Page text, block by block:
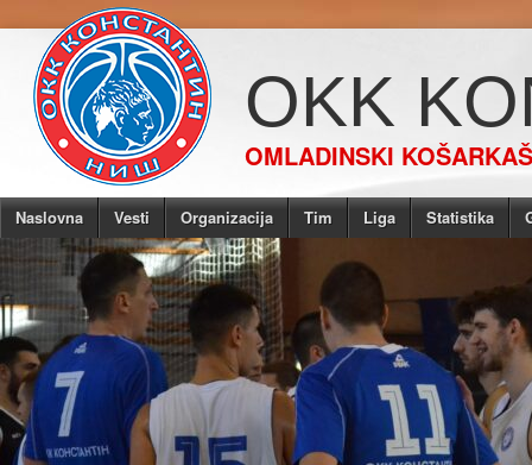
OKK
OMLADINSKI
Naslovna Vesti Organizacija Tim Liga Statistika